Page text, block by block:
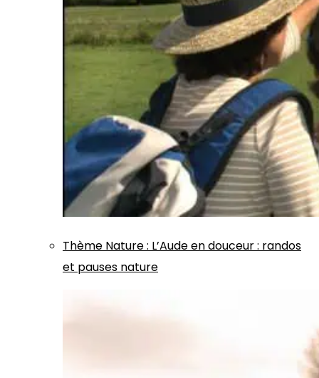
Thème Nature: L’Aude en douceur : randos
et pauses nature